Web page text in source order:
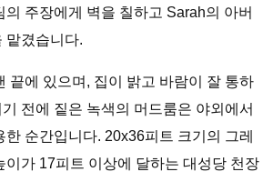
의 주장에게 벽을 칠하고 Sarah의 아버
맡겼습니다.
끝에 있으며, 집이 밝고 바람이 잘 통하
전에 짙은 녹색의 머드룸은 야외에서
한 순간입니다. 20x36피트 크기의 그레
이가 17피트 이상에 달하는 대성당 천장